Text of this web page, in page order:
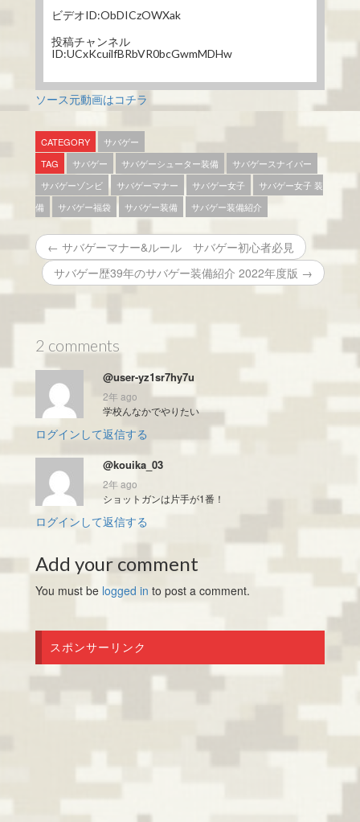
ビデオID:ObDICzOWXak
投稿チャンネル
ID:UCxKcuilfBRbVR0bcGwmMDHw
ソース元動画はコチラ
CATEGORY
サバゲー
TAG
サバゲー サバゲーシューター装備
サバゲースナイパー
サバゲーゾンビ
サバゲーマナー サバゲー女子
サバゲー女子 装
備
サバゲー福袋 サバゲー装備 サバゲー装備紹介
← サバゲーマナー&ルール サバゲー初心者必見
サバゲー歴39年のサバゲー装備紹介 2022年度版 →
2 comments
@user-yz1sr7hy7u
2年 ago
学校んなかでやりたい
ログインして返信する
@kouika_03
2年 ago
ショットガンは片手が1番！
ログインして返信する
Add your comment
You must be logged in to post a comment.
スポンサーリンク